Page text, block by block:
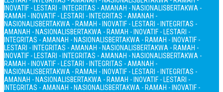
INOVATIF - LESTARI - INTEGRITAS - AMANAH - NASIONALISBERTAKWA -
RAMAH - INOVATIF - LESTARI - INTEGRITAS - AMANAH -
NASIONALISBERTAKWA - RAMAH - INOVATIF - LESTARI - INTEGRITAS -
AMANAH - NASIONALISBERTAKWA - RAMAH - INOVATIF - LESTARI -
INTEGRITAS - AMANAH - NASIONALISBERTAKWA - RAMAH - INOVATIF -
LESTARI - INTEGRITAS - AMANAH - NASIONALISBERTAKWA - RAMAH -
INOVATIF - LESTARI - INTEGRITAS - AMANAH - NASIONALISBERTAKWA -
RAMAH - INOVATIF - LESTARI - INTEGRITAS - AMANAH -
NASIONALISBERTAKWA - RAMAH - INOVATIF - LESTARI - INTEGRITAS -
AMANAH - NASIONALISBERTAKWA - RAMAH - INOVATIF - LESTARI -
INTEGRITAS - AMANAH - NASIONALISBERTAKWA - RAMAH - INOVATIF -